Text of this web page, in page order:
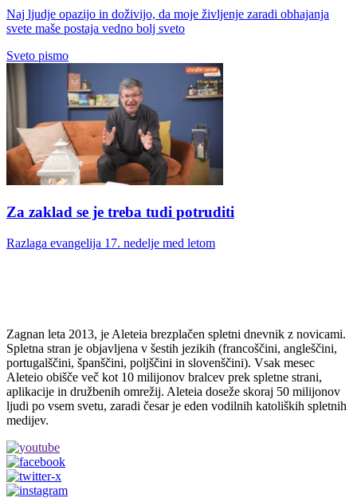
Naj ljudje opazijo in doživijo, da moje življenje zaradi obhajanja
svete maše postaja vedno bolj sveto
Sveto pismo
Za zaklad se je treba tudi potruditi
Razlaga evangelija 17. nedelje med letom
Zagnan leta 2013, je Aleteia brezplačen spletni dnevnik z novicami.
Spletna stran je objavljena v šestih jezikih (francoščini, angleščini,
portugalščini, španščini, poljščini in slovenščini). Vsak mesec
Aleteio obišče več kot 10 milijonov bralcev prek spletne strani,
aplikacije in družbenih omrežij. Aleteia doseže skoraj 50 milijonov
ljudi po vsem svetu, zaradi česar je eden vodilnih katoliških spletnih
medijev.